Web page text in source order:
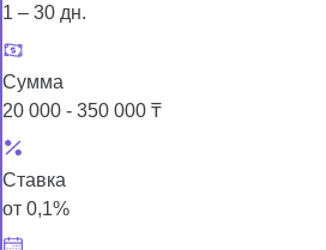
1 – 30 дн.
Сумма
20 000 - 350 000 ₸
Ставка
от 0,1%